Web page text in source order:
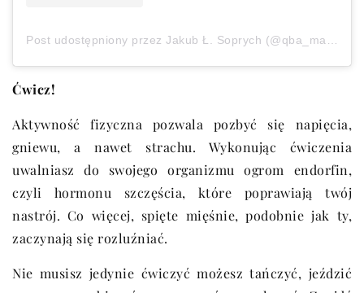
Ćwicz!
Aktywność fizyczna pozwala pozbyć się napięcia,
gniewu, a nawet strachu. Wykonując ćwiczenia
uwalniasz do swojego organizmu ogrom endorfin,
czyli hormonu szczęścia, które poprawiają twój
nastrój. Co więcej, spięte mięśnie, podobnie jak ty,
zaczynają się rozluźniać.
Nie musisz jedynie ćwiczyć możesz tańczyć, jeździć